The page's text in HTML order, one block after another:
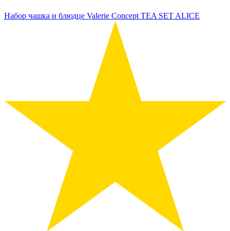
Набор чашка и блюдце Valerie Concept TEA SET ALICE